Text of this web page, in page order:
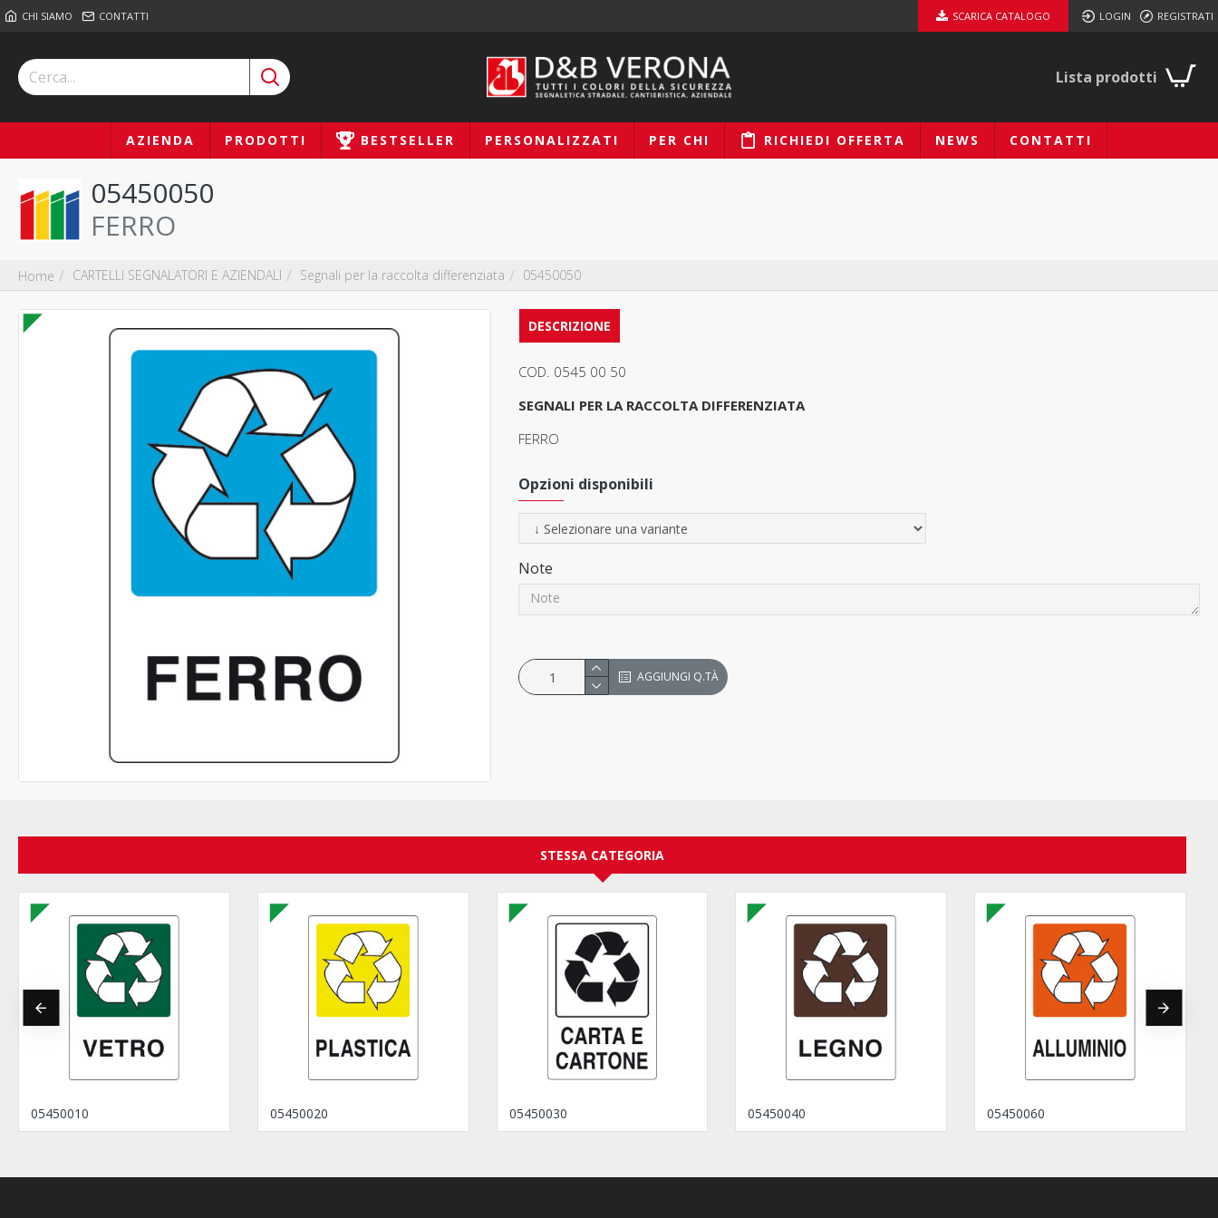
CHI SIAMO CONTATTI SCARICA CATALOGO LOGIN REGISTRATI
Lista prodotti
AZIENDA PRODOTTI BESTSELLER PERSONALIZZATI PER CHI RICHIEDI OFFERTA NEWS CONTATTI
Home CARTELLI SEGNALATORI E AZIENDALI Segnali per la raccolta differenziata 05450050
05450050
FERRO
DESCRIZIONE
COD. 0545 00 50
SEGNALI PER LA RACCOLTA DIFFERENZIATA
FERRO
Opzioni disponibili
Note
AGGIUNGI Q.TÀ
STESSA CATEGORIA
05450010 05450020 05450030 05450040 05450060